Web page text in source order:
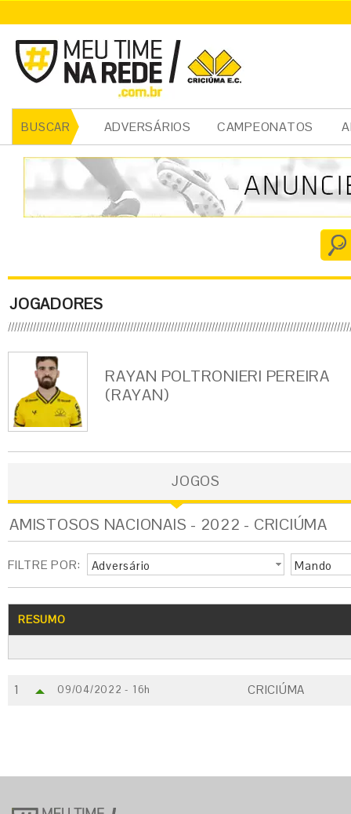
BUSCAR ADVERSÁRIOS CAMPEONATOS
JOGADORES
RAYAN POLTRONIERI PEREIRA
(RAYAN)
JOGOS
AMISTOSOS NACIONAIS - 2022 - CRICIÚMA
FILTRE POR: Adversário Mando
RESUMO
1 09/04/2022 - 16h CRICIÚMA